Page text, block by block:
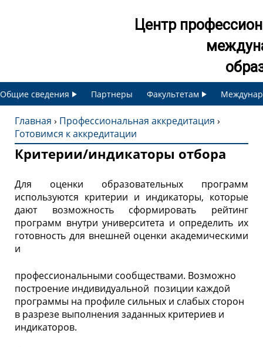
Центр
Общие сведения Партнеры Факультетам
В
з
д
е
с
ь
Главная › Профессиональная аккредитация ›
Готовимся к аккредитации
Критерии/индикаторы отбора
Для оценки образовательных программ
используются критерии и индикаторы, которые
дают возможность сформировать рейтинг
программ внутри университета и определить их
готовность для внешней оценки академическими
и
профессиональными сообществами. Возможно
построение индивидуальной позиции каждой
программы на профиле сильных и слабых сторон
в разрезе выполнения заданных критериев и
индикаторов.